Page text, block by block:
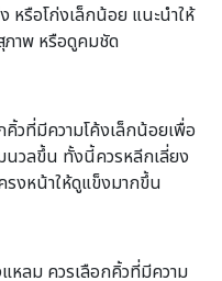
หรือโก่งเล็กน้อย แนะนำให้
ภาพ หรือดูคมชัด
วที่มีความโค้งเล็กน้อยเพื่อ
นวลขึ้น ทั้งนี้ควรหลีกเลี่ยง
รงหน้าให้ดูแข็งมากขึ้น
หลม ควรเลือกคิ้วที่มีความ